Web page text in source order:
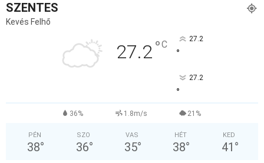
SZENTES
Kevés Felhő
27.2°C 27.2
°
27.2
°
36% 1.8m/s 21%
PÉN
38°
SZO
36°
VAS
35°
HÉT
38°
KED
41 °